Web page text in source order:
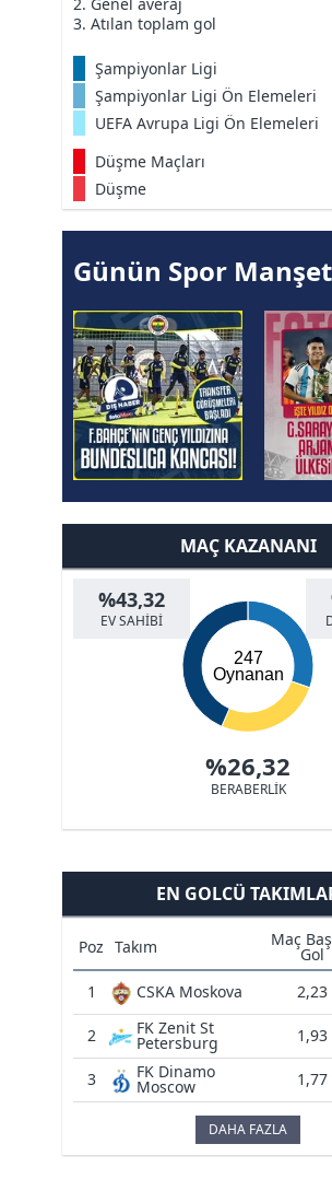
3. Atılan toplam gol
Şampiyonlar Ligi
Şampiyonlar Ligi Ön Elemeleri
UEFA Avrupa Ligi Ön Elemeleri
Düşme Maçları
Düşme
Günün Spor
MAÇ KAZANANI
%43,32
EV SAHİBİ
247
Oynanan
%26,32
BERABERLİK
EN GOLCÜ
Poz Takım Maç
Gol
1 CSKA Moskova 2,23
2 FK Zenit St
Petersburg 1,93
3 FK Dinamo
Moscow 1,77
DAHA FAZLA